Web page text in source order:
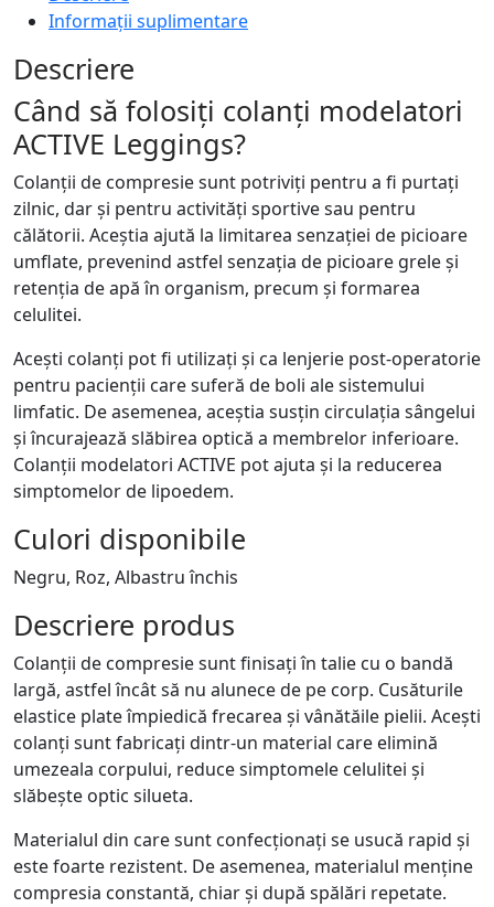
Informații suplimentare
Descriere
Când să folosiți colanți modelatori
ACTIVE Leggings?
Colanții de compresie sunt potriviți pentru a fi purtați
zilnic, dar și pentru activități sportive sau pentru
călătorii. Aceștia ajută la limitarea senzației de picioare
umflate, prevenind astfel senzația de picioare grele și
retenția de apă în organism, precum și formarea
celulitei.
Acești colanți pot fi utilizați și ca lenjerie post-operatorie
pentru pacienții care suferă de boli ale sistemului
limfatic. De asemenea, aceștia susțin circulația sângelui
și încurajează slăbirea optică a membrelor inferioare.
Colanții modelatori ACTIVE pot ajuta și la reducerea
simptomelor de lipoedem.
Culori disponibile
Negru, Roz, Albastru închis
Descriere produs
Colanții de compresie sunt finisați în talie cu o bandă
largă, astfel încât să nu alunece de pe corp. Cusăturile
elastice plate împiedică frecarea și vânătăile pielii. Acești
colanți sunt fabricați dintr-un material care elimină
umezeala corpului, reduce simptomele celulitei și
slăbește optic silueta.
Materialul din care sunt confecționați se usucă rapid și
este foarte rezistent. De asemenea, materialul menține
compresia constantă, chiar și după spălări repetate.